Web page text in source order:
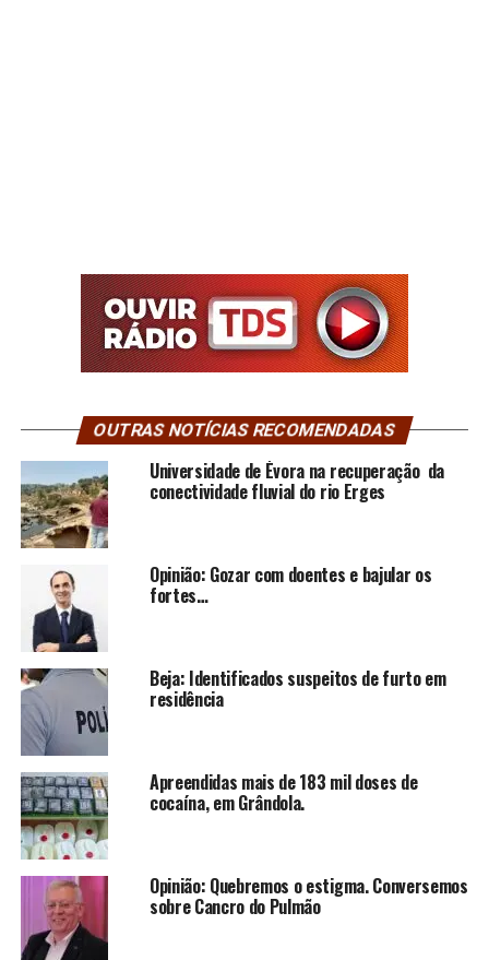
OUTRAS NOTÍCIAS RECOMENDADAS
Universidade de Évora na recuperação da
conectividade fluvial do rio Erges
Opinião: Gozar com doentes e bajular os
fortes…
Beja: Identificados suspeitos de furto em
residência
Apreendidas mais de 183 mil doses de
cocaína, em Grândola.
Opinião: Quebremos o estigma. Conversemos
sobre Cancro do Pulmão